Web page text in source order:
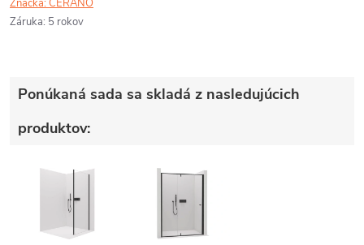
Značka:CERANO
Záruka: 5 rokov
Ponúkaná sada sa skladá z nasledujúcich
produktov: